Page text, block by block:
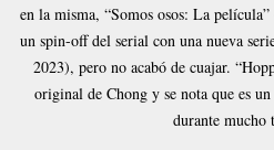
en la misma, “Somos osos: La
un spin-off del serial con una nueva
2023), pero no acabó de cuajar.
original de Chong y se nota que es
durante mucho